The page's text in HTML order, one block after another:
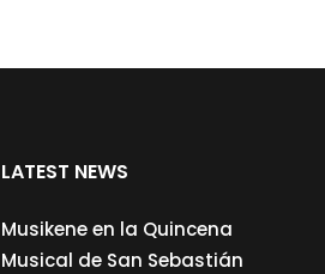
LATEST NEWS
Musikene en la Quincena
Musical de San Sebastián